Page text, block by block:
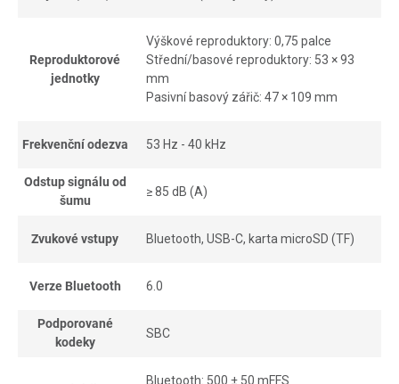
Reproduktorové
jednotky
Výškové reproduktory: 0,75 palce
Střední/basové reproduktory: 53 × 93
mm
Pasivní basový zářič: 47 × 109 mm
Frekvenční odezva 53 Hz - 40 kHz
Odstup signálu od
šumu
≥ 85 dB (A)
Zvukové vstupy Bluetooth, USB-C, karta microSD (TF)
Verze Bluetooth 6.0
Podporované
kodeky
SBC
Bluetooth: 500 ± 50 mFFS